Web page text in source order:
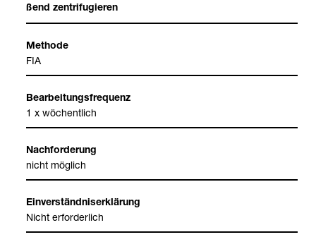
ßend zen­tri­fu­gie­ren
Methode
FIA
Bear­bei­tungs­fre­quenz
1 x wöchent­lich
Nach­for­de­rung
nicht mög­lich
Ein­ver­ständ­nis­er­klä­rung
Nicht erfor­der­lich